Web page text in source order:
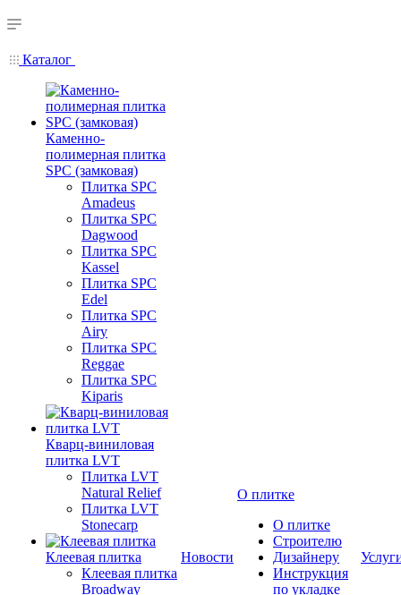
Каталог
Каменно-
полимерная плитка
SPC (замковая)
Плитка SPC
Amadeus
Плитка SPC
Dagwood
Плитка SPC
Kassel
Плитка SPC
Edel
Плитка SPC
Airy
Плитка SPC
Reggae
Плитка SPC
Kiparis
Кварц-виниловая
плитка LVT
Плитка LVT
Natural Relief
Плитка LVT
Stonecarp
Клеевая плитка
Клеевая плитка
Broadway
Новости
О плитке
О плитке
Строителю
Дизайнеру
Инструкция
по укладке